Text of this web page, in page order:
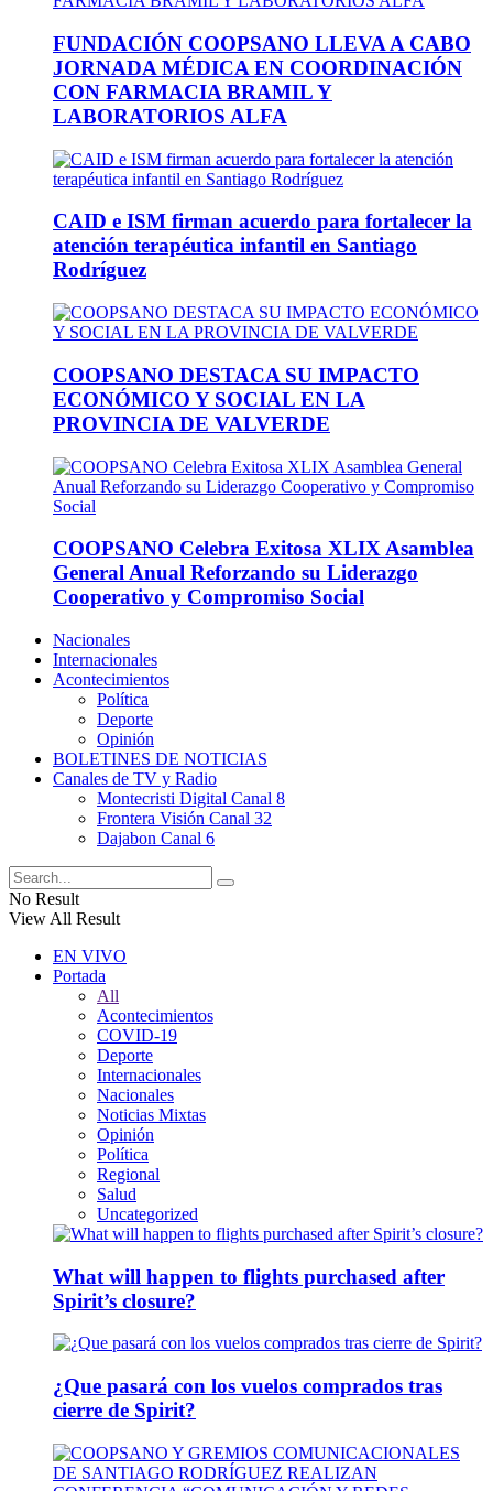
FUNDACIÓN COOPSANO LLEVA A CABO
JORNADA MÉDICA EN COORDINACIÓN
CON FARMACIA BRAMIL Y
LABORATORIOS ALFA
CAID e ISM firman acuerdo para fortalecer la
atención terapéutica infantil en Santiago
Rodríguez
COOPSANO DESTACA SU IMPACTO
ECONÓMICO Y SOCIAL EN LA
PROVINCIA DE VALVERDE
COOPSANO Celebra Exitosa XLIX Asamblea
General Anual Reforzando su Liderazgo
Cooperativo y Compromiso Social
Nacionales
Internacionales
Acontecimientos
Política
Deporte
Opinión
BOLETINES DE NOTICIAS
Canales de TV y Radio
Montecristi Digital Canal 8
Frontera Visión Canal 32
Dajabon Canal 6
No Result
View All Result
EN VIVO
Portada
All
Acontecimientos
COVID-19
Deporte
Internacionales
Nacionales
Noticias Mixtas
Opinión
Política
Regional
Salud
Uncategorized
What will happen to flights purchased after
Spirit’s closure?
¿Que pasará con los vuelos comprados tras
cierre de Spirit?